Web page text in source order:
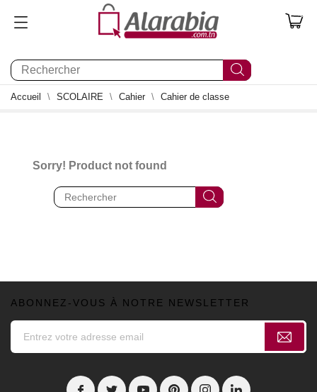
0
Accueil SCOLAIRE Cahier Cahier de classe
Sorry! Product not found
ABONNEZ-VOUS À NOTRE NEWSLETTER